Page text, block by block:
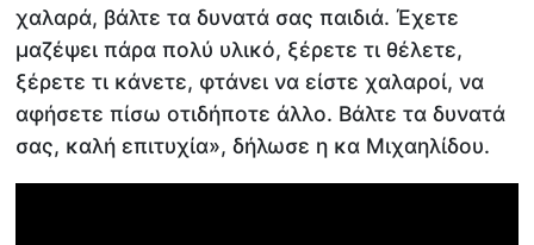
χαλαρά, βάλτε τα δυνατά σας παιδιά. Έχετε
μαζέψει πάρα πολύ υλικό, ξέρετε τι θέλετε,
ξέρετε τι κάνετε, φτάνει να είστε χαλαροί, να
αφήσετε πίσω οτιδήποτε άλλο. Βάλτε τα δυνατά
σας, καλή επιτυχία», δήλωσε η κα Μιχαηλίδου.